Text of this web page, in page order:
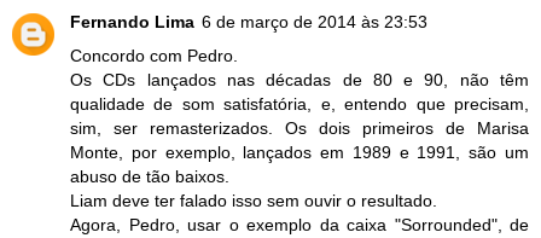
Fernando Lima 6 de março de 2014 às 23:53
Concordo com Pedro.
Os CDs lançados nas décadas de 80 e 90, não têm
qualidade de som satisfatória, e, entendo que precisam,
sim, ser remasterizados. Os dois primeiros de Marisa
Monte, por exemplo, lançados em 1989 e 1991, são um
abuso de tão baixos.
Liam deve ter falado isso sem ouvir o resultado.
Agora, Pedro, usar o exemplo da caixa "Sorrounded", de